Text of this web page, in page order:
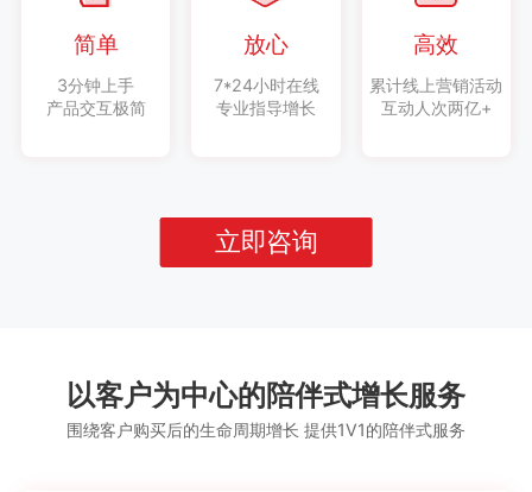
简单
3分钟上手
产品交互极简
放心
7*24小时在线
专业指导增长
高效
累计线上营销活动
互动人次两亿+
立即咨询
以客户为中心的陪伴式增长服务
围绕客户购买后的生命周期增长 提供1V1的陪伴式服务